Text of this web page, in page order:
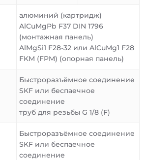
алюминий (картридж)
AlCuMgPb F37 DIN 1796
(монтажная панель)
AlMgSi1 F28-32 или AlCuMg1 F28
FKM (FPM) (опорная панель)
Быстроразъёмное соединение
SKF или беспаечное
соединение
труб для резьбы G 1/8 (F)
Быстроразъёмное соединение
SKF или беспаечное
соединение